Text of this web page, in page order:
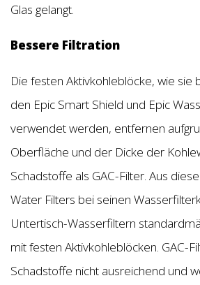
Glas gelangt.
Bessere Filtration
Die festen Aktivkohleblöcke, wie sie
den Epic Smart Shield und Epic
verwendet werden, entfernen
Oberfläche und der Dicke der
Schadstoffe als GAC-Filter. Aus
Water Filters bei seinen
Untertisch-Wasserfiltern
mit festen Aktivkohleblöcken. GAC-
Schadstoffe nicht ausreichend und